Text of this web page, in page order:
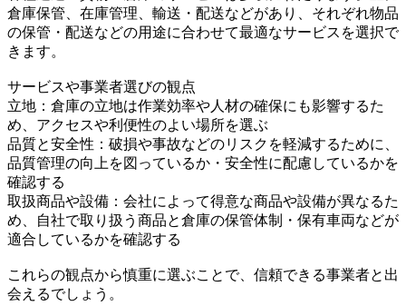
倉庫保管、在庫管理、輸送・配送などがあり、それぞれ物品
の保管・配送などの用途に合わせて最適なサービスを選択で
きます。
サービスや事業者選びの観点
立地：倉庫の立地は作業効率や人材の確保にも影響するた
め、アクセスや利便性のよい場所を選ぶ
品質と安全性：破損や事故などのリスクを軽減するために、
品質管理の向上を図っているか・安全性に配慮しているかを
確認する
取扱商品や設備：会社によって得意な商品や設備が異なるた
め、自社で取り扱う商品と倉庫の保管体制・保有車両などが
適合しているかを確認する
これらの観点から慎重に選ぶことで、信頼できる事業者と出
会えるでしょう。